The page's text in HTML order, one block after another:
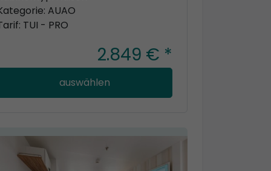
AUAO
TUI - PRO
2.849 € *
auswählen